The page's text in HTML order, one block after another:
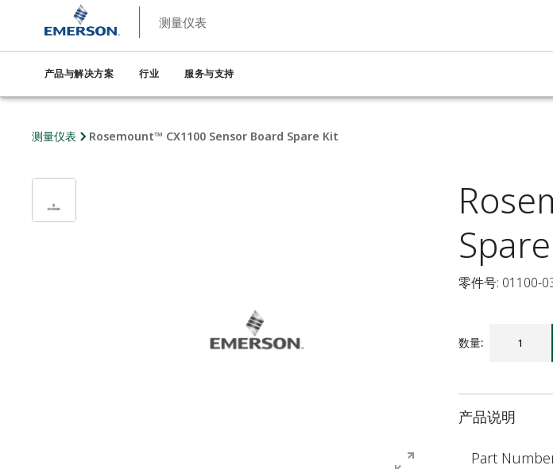
测量仪表
产品与解决方案 行业 服务与支持
测量仪表 Rosemount™ CX1100 Sensor Board Spare Kit
零件号: 01100-
数量:
产品说明
Part